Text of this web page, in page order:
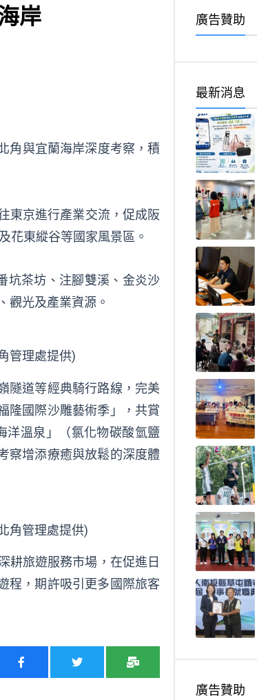
岸
角與宜蘭海岸深度考察，積
東京進行產業交流，促成阪
花東縱谷等國家風景區。
坑茶坊、注腳雙溪、金炎沙
觀光及產業資源。
管理處提供)
隧道等經典騎行路線，完美
隆國際沙雕藝術季」，共賞
洋溫泉」（氯化物碳酸氫鹽
察增添療癒與放鬆的深度體
角管理處提供)
耕旅遊服務市場，在促進日
程，期許吸引更多國際旅客
廣告贊助
最新消息
廣告贊助